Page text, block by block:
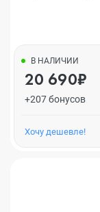
В НАЛИЧИИ
20 690₽
+207 бонусов
Хочу дешевле!